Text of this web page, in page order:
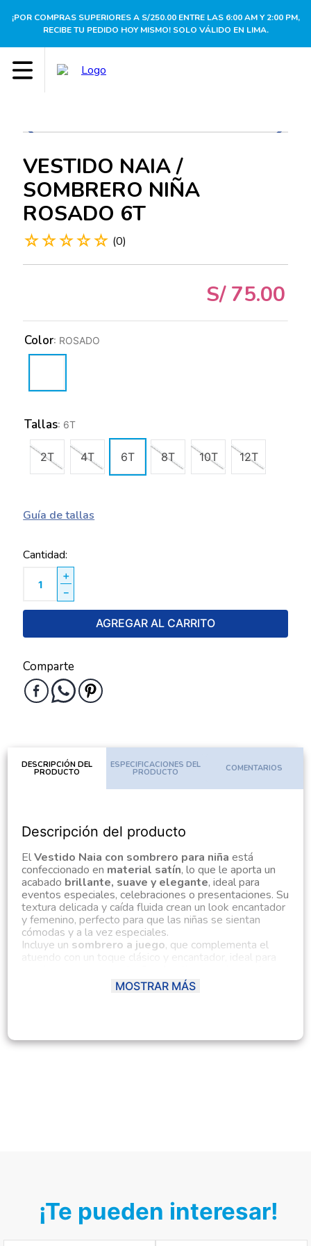
¡POR COMPRAS SUPERIORES A S/250.00 ENTRE LAS 6:00 AM Y 2:00 PM,
RECIBE TU PEDIDO HOY MISMO! SOLO VÁLIDO EN LIMA.
VESTIDO NAIA /
SOMBRERO NIÑA
ROSADO 6T
☆☆☆☆☆ (0)
S/ 75.00
Tallas: 6T
2T 4T 6T 8T 10T 12T
Color: ROSADO
Guía de tallas
Cantidad
＋
－
AGREGAR AL CARRITO
Comparte
DESCRIPCIÓN DEL
PRODUCTO
ESPECIFICACIONES DEL
PRODUCTO COMENTARIOS
Descripción del producto
ElVestido Naia con sombrero para niña está
confeccionado en material satín, lo que le aporta un
acabado brillante, suave y elegante, ideal para
eventos especiales, celebraciones o presentaciones. Su
textura delicada y caída fluida crean un look encantador
y femenino, perfecto para que las niñas se sientan
cómodas y a la vez especiales.
Incluye un sombrero a juego, que complementa el
atuendo con un toque clásico y encantador, ideal para
fotos o reuniones familiares. Disponible en un
, este conjunto resalta la dulzura y el
libertad de movimiento, permitiendo que las niñas se
MOSTRAR MÁS
¡Te pueden interesar!